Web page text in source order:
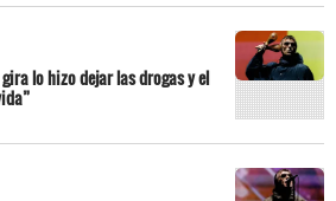
lo hizo dejar las drogas y el